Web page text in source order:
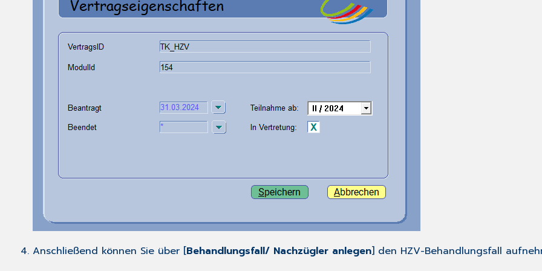
Anschließend können Sie über [Behandlungsfall/ Nachzügler anlegen] den HZV-Behandlungsfall